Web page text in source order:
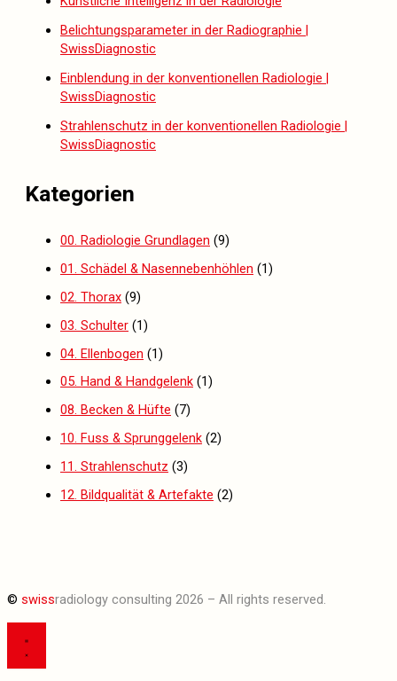
Belichtungsparameter in der Radiographie |
SwissDiagnostic
Einblendung in der konventionellen Radiologie |
SwissDiagnostic
Strahlenschutz in der konventionellen Radiologie |
SwissDiagnostic
Kategorien
00. Radiologie Grundlagen (9)
01. Schädel & Nasennebenhöhlen (1)
02. Thorax (9)
03. Schulter (1)
04. Ellenbogen (1)
05. Hand & Handgelenk (1)
08. Becken & Hüfte (7)
10. Fuss & Sprunggelenk (2)
11. Strahlenschutz (3)
12. Bildqualität & Artefakte (2)
© swissradiology consulting 2026 – All rights reserved.